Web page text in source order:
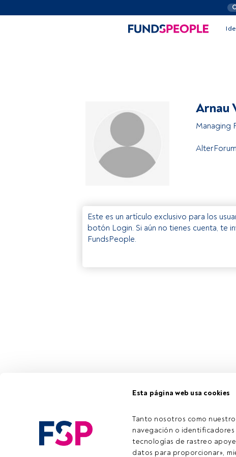
Esta página web usa cookies
Tanto nosotros como
navegación o identificadores
tecnologías de rastreo
datos para proporcionar»,
Arnau
Managing
Este es un artículo exclusivo para los
botón Login. Si aún no tienes cuenta,
FundsPeople.